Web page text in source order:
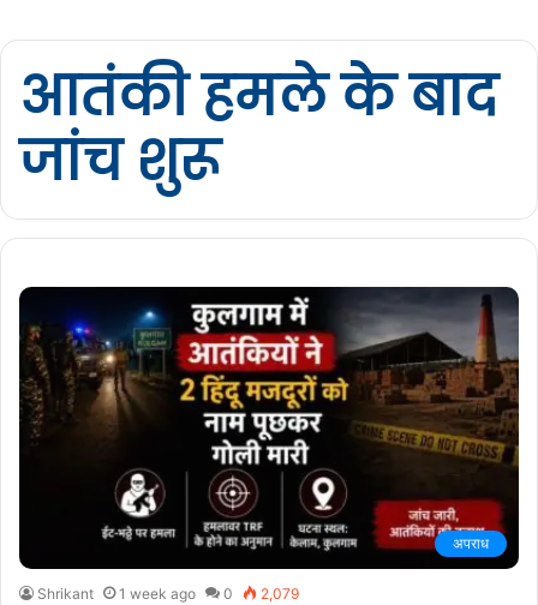
आतंकी हमले के बाद
जांच शुरू
अपराध
Shrikant 1 week ago 0 2,079